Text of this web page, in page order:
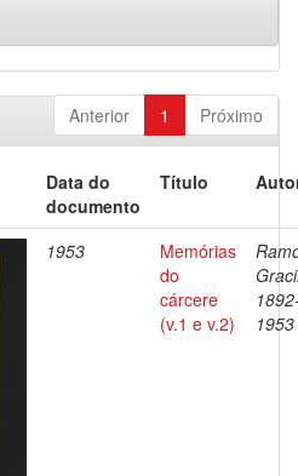
Anterior 1 Próximo
Data do
documento
Título
1953
Memórias
do
cárcere
(v.1 e v.2)
1953